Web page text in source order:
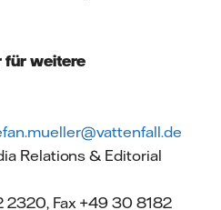
für weitere
Relations & Editorial
2320, Fax +49 30 8182